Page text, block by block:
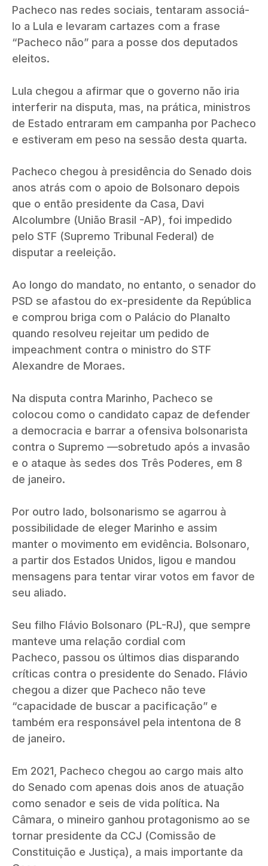
Pacheco nas redes sociais, tentaram associá-
lo a Lula e levaram cartazes com a frase
“Pacheco não” para a posse dos deputados
eleitos.
Lula chegou a afirmar que o governo não iria
interferir na disputa, mas, na prática, ministros
de Estado entraram em campanha por Pacheco
e estiveram em peso na sessão desta quarta.
Pacheco chegou à presidência do Senado dois
anos atrás com o apoio de Bolsonaro depois
que o então presidente da Casa, Davi
Alcolumbre (União Brasil -AP), foi impedido
pelo STF (Supremo Tribunal Federal) de
disputar a reeleição.
Ao longo do mandato, no entanto, o senador do
PSD se afastou do ex-presidente da República
e comprou briga com o Palácio do Planalto
quando resolveu rejeitar um pedido de
impeachment contra o ministro do STF
Alexandre de Moraes.
Na disputa contra Marinho, Pacheco se
colocou como o candidato capaz de defender
a democracia e barrar a ofensiva bolsonarista
contra o Supremo —sobretudo após a invasão
e o ataque às sedes dos Três Poderes, em 8
de janeiro.
Por outro lado, bolsonarismo se agarrou à
possibilidade de eleger Marinho e assim
manter o movimento em evidência. Bolsonaro,
a partir dos Estados Unidos, ligou e mandou
mensagens para tentar virar votos em favor de
seu aliado.
Seu filho Flávio Bolsonaro (PL-RJ), que sempre
manteve uma relação cordial com
Pacheco, passou os últimos dias disparando
críticas contra o presidente do Senado. Flávio
chegou a dizer que Pacheco não teve
“capacidade de buscar a pacificação” e
também era responsável pela intentona de 8
de janeiro.
Em 2021, Pacheco chegou ao cargo mais alto
do Senado com apenas dois anos de atuação
como senador e seis de vida política. Na
Câmara, o mineiro ganhou protagonismo ao se
tornar presidente da CCJ (Comissão de
Constituição e Justiça), a mais importante da